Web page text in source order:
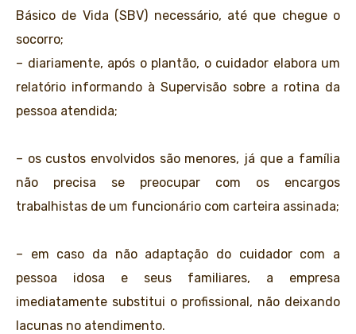
Básico de Vida (SBV) necessário, até que chegue o
socorro;
– diariamente, após o plantão, o cuidador elabora um
relatório informando à Supervisão sobre a rotina da
pessoa atendida;
– os custos envolvidos são menores, já que a família
não precisa se preocupar com os encargos
trabalhistas de um funcionário com carteira assinada;
– em caso da não adaptação do cuidador com a
pessoa idosa e seus familiares, a empresa
imediatamente substitui o profissional, não deixando
lacunas no atendimento.